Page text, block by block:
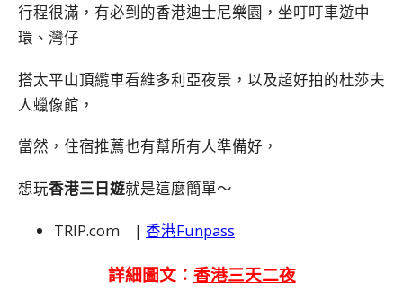
行程很滿，有必到的香港迪士尼樂園，坐叮叮車遊中
環、灣仔
搭太平山頂䌫車看維多利亞夜景，以及超好拍的杜莎夫
人蠟像館，
當然，住宿推薦也有幫所有人準備好，
想玩香港三日遊就是這麼簡單～
TRIP.com | 香港Funpass
詳細圖文： 香港三天二夜